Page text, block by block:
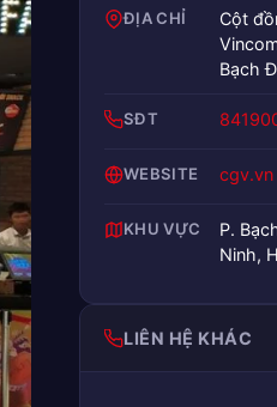
ĐỊA CHỈ
Cột
Bạch
SĐT
WEBSITE cgv.vn
KHU VỰC
P.
Ninh,
LIÊN HỆ KHÁC